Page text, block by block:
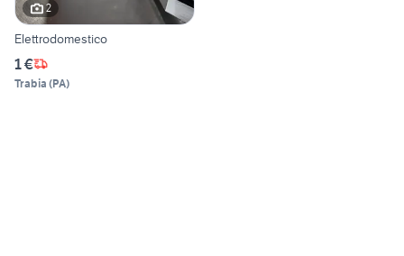
2
Elettrodomestico
1 €
Trabia (PA)